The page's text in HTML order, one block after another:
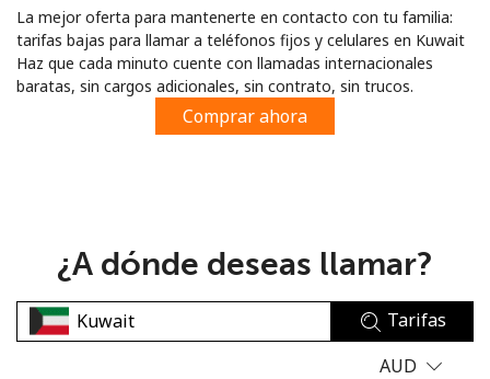
Regístrate con
La mejor oferta para mantenerte en contacto con tu familia:
tarifas bajas para llamar a teléfonos fijos y celulares en Kuwait
Haz que cada minuto cuente con llamadas internacionales
baratas, sin cargos adicionales, sin contrato, sin trucos.
Comprar ahora
¿A dónde deseas llamar?
Tarifas
AUD